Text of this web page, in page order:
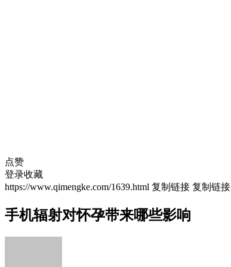
点赞
登录收藏
https://www.qimengke.com/1639.html 复制链接 复制链接
手机辐射对怀孕带来哪些影响